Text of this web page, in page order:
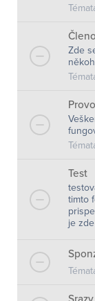
Zde
Test
timto
je